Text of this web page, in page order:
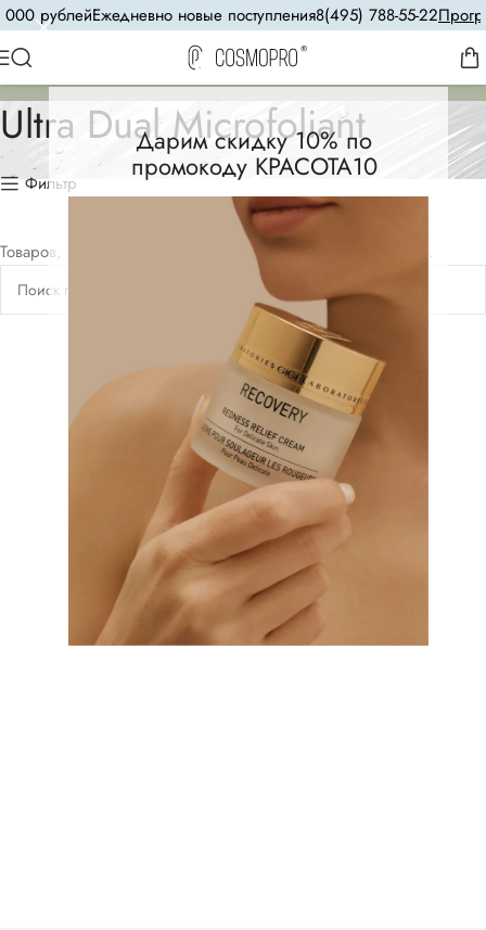
Дарим скидку 10% по
промокоду КРАСОТА10
рублейЕжедневно новые поступления8(495) 788-55-22
Ultra Dual Microfoliant
Фильтр
Товаров, соответствующих вашему запросу, не обнаружено.